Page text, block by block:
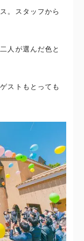
。スタッフから
人が選んだ色と
ストもとっても